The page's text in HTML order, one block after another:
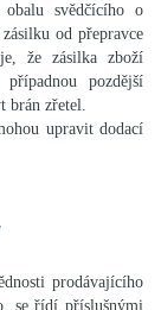
svědčícího o
od přepravce
že zásilka zboží
pozdější
brán zřetel.
upravit dodací
prodávajícího
se řídí příslušnými